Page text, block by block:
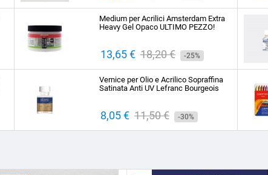
base
Medium per Acrilici Amsterdam Extra
Heavy Gel Opaco ULTIMO PEZZO!
Prezzo
13,65 € Prezzo
base
18,20 € -25%
Vernice per Olio e Acrilico Sopraffina
Satinata Anti UV Lefranc Bourgeois
Prezzo
8,05 € Prezzo
base
11,50 € -30%